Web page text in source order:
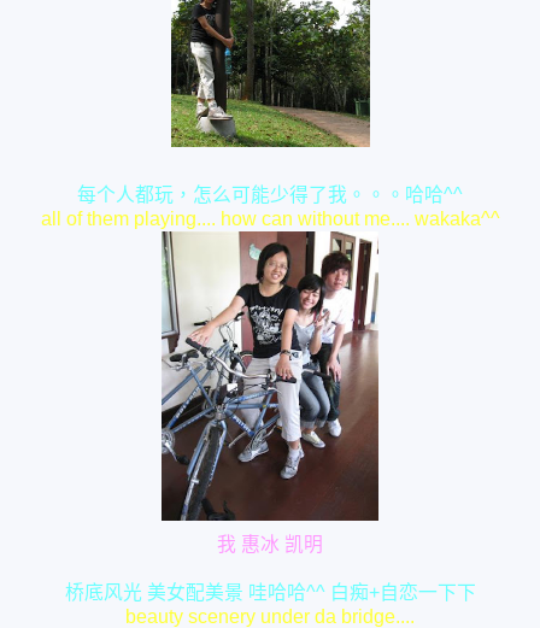
每个人都玩，怎么可能少得了我。。。哈哈^^
all of them playing.... how can without me.... wakaka^^
我 惠冰 凯明
桥底风光 美女配美景 哇哈哈^^ 白痴+自恋一下下
beauty scenery under da bridge....